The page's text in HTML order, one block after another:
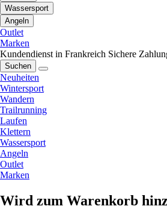
Wassersport
Angeln
Outlet
Marken
Kundendienst in Frankreich Sichere
Suchen
Neuheiten
Wintersport
Wandern
Trailrunning
Laufen
Klettern
Wassersport
Angeln
Outlet
Marken
Wird zum Warenkorb